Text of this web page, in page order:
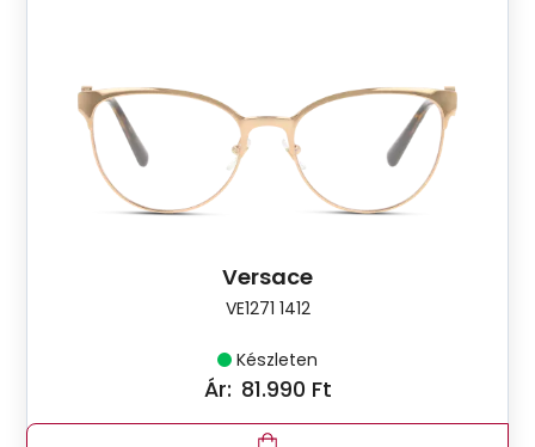
Versace
VE1271 1412
Készleten
Ár: 81.990 Ft